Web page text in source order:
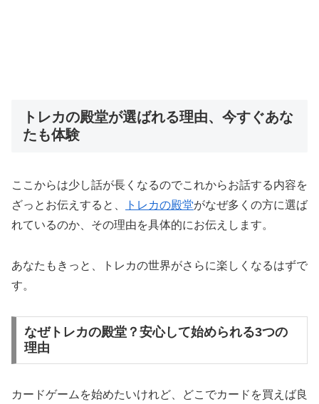
トレカの殿堂が選ばれる理由、今すぐあな
たも体験
ここからは少し話が長くなるのでこれからお話する内容を
ざっとお伝えすると、
トレカの殿堂がなぜ多くの方に選ば
れているのか、その理由を具体的にお伝えします。
あなたもきっと、トレカの世界がさらに楽しくなるはずで
す。
なぜトレカの殿堂？安心して始められる3つの
理由
カードゲームを始めたいけれど、どこでカードを買えば良